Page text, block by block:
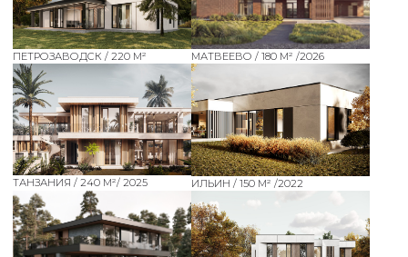
КОКОШКИНО 240М2 /2025 УСТЬ КУРДЮМ / 170 М²
ЛУГОВАЯ / 220 М² ВСЕВОЛЖСК / 195 М²
КОНСТАНТИНОВКА / 195 М² АНДРЕЕВКА / 190 М²